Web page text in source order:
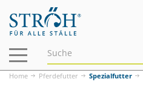
Navigation
ein-/ausblenden
Home Pferdefutter Spezialfutter